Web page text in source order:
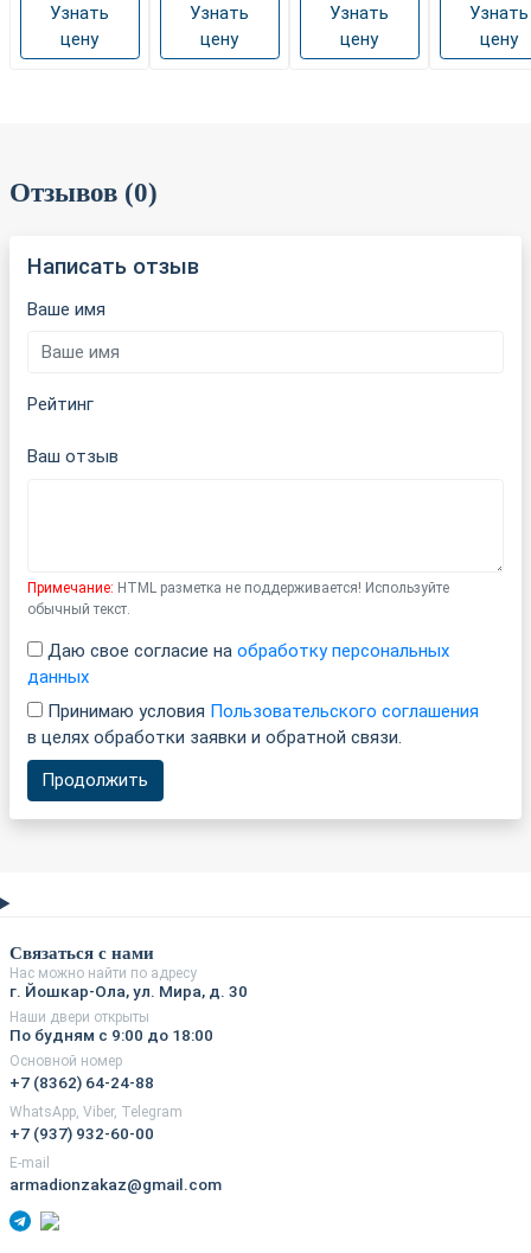
Узнать
цену
Узнать
цену
Узнать
цену
Узнать
цену
Отзывов (0)
Написать отзыв
Ваше имя
Рейтинг
Ваш отзыв
Примечание: HTML разметка не поддерживается! Используйте
обычный текст.
Даю свое согласие на обработку персональных
данных
Принимаю условия Пользовательского соглашения
в целях обработки заявки и обратной связи.
Продолжить
Связаться с нами
Нас можно найти по адресу
г. Йошкар-Ола, ул. Мира, д. 30
Наши двери открыты
По будням с 9:00 до 18:00
Основной номер
+7 (8362) 64-24-88
WhatsApp, Viber, Telegram
+7 (937) 932-60-00
E-mail
armadionzakaz@gmail.com